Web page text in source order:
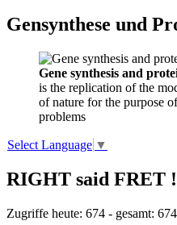
Gensynthese und
Gene synthesis and
is the replication of the
of nature for the purpose
problems
Select Language ▼
RIGHT said FRET !
Zugriffe heute: 674 - gesamt: